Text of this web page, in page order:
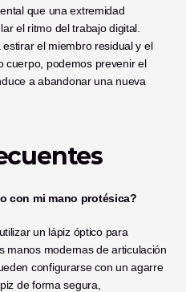
que una extremidad
el ritmo del trabajo digital.
el miembro residual y el
cuerpo, podemos prevenir el
a abandonar una nueva
con mi mano protésica?
un lápiz óptico para
manos modernas de articulación
configurarse con un agarre
de forma segura,